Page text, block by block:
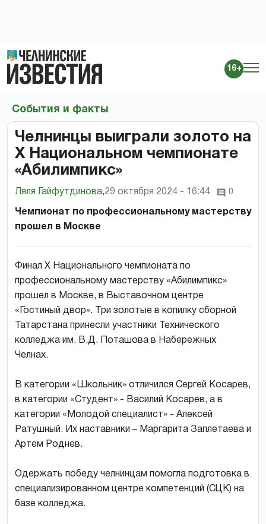
16+
События и факты
Челнинцы выиграли золото на
Х Национальном чемпионате
«Абилимпикс»
Ляля Гайфутдинова,29 октября 2024 - 16:44 0
Чемпионат по профессиональному мастерству
прошел в Москве
Финал Х Национального чемпионата по
профессиональному мастерству «Абилимпикс»
прошел в Москве, в Выставочном центре
«Гостиный двор». Три золотые в копилку сборной
Татарстана принесли участники Технического
колледжа им. В.Д. Поташова в Набережных
Челнах.
В категории «Школьник» отличился Сергей Косарев,
в категории «Студент» - Василий Косарев, а в
категории «Молодой специалист» - Алексей
Ратушный. Их наставники – Маргарита Заплетаева и
Артем Роднев.
Одержать победу челнинцам помогла подготовка в
специализированном центре компетенций (СЦК) на
базе колледжа.